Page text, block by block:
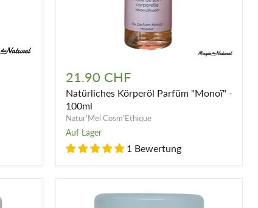
Körperöl
Parfüm
"Monoï"
-
100ml
21.90 CHF
Natürliches Körperöl Parfüm "Monoï" -
100ml
Natur'Mel Cosm'Ethique
Auf Lager
1 Bewertung